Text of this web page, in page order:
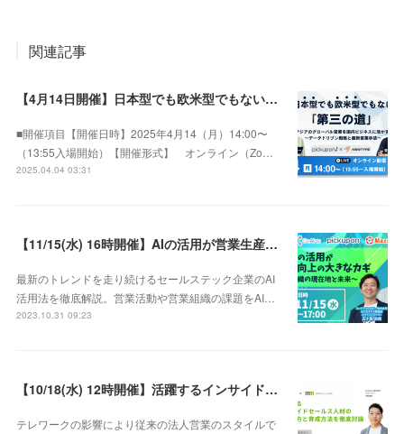
関連記事
【4月14日開催】日本型でも欧米型でもない「第三の道」！ アジアのグローバル営業を国内ビジネスに活かす 〜データドリブン戦略と最新営業手法〜
■開催項目【開催日時】2025年4月14（月）14:00〜
（13:55入場開始）【開催形式】 オンライン（Zo…
2025.04.04 03:31
【11/15(水) 16時開催】AIの活用が営業生産性向上の大きなカギ 〜AI×営業組織の現在地と未来〜
最新のトレンドを走り続けるセールステック企業のAI
活用法を徹底解説。営業活動や営業組織の課題をAI…
2023.10.31 09:23
【10/18(水) 12時開催】活躍するインサイドセールス人材の見極め方と育成方法を徹底討論
テレワークの影響により従来の法人営業のスタイルで